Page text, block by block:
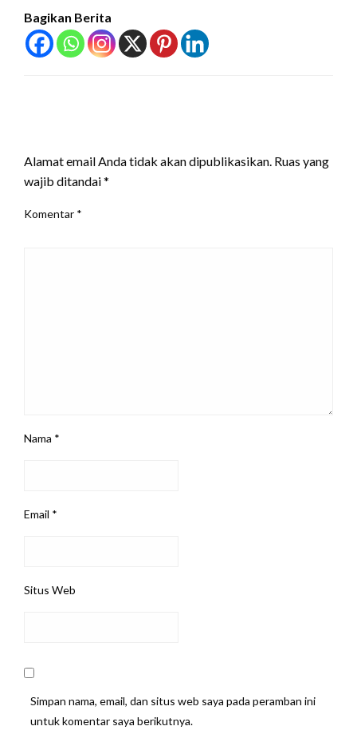
Bagikan Berita
Alamat email Anda tidak akan dipublikasikan. Ruas yang
wajib ditandai*
Komentar *
Nama *
Email *
Situs Web
Simpan nama, email, dan situs web saya pada peramban ini
untuk komentar saya berikutnya.